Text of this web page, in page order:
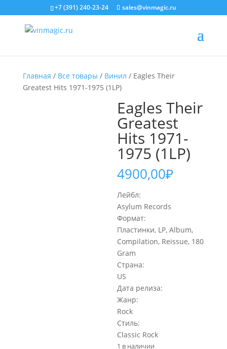
+7 (391) 240-23-24 sales@vinmagic.ru
Главная / Все товары / Винил / Eagles Their
Greatest Hits 1971-1975 (1LP)
Eagles Their
Greatest
Hits 1971-
1975 (1LP)
4900,00₽
Лейбл:
Asylum Records
Формат:
Пластинки, LP, Album,
Compilation, Reissue, 180
Gram
Страна:
US
Дата релиза:
Жанр:
Rock
Стиль:
Classic Rock
1 в наличии